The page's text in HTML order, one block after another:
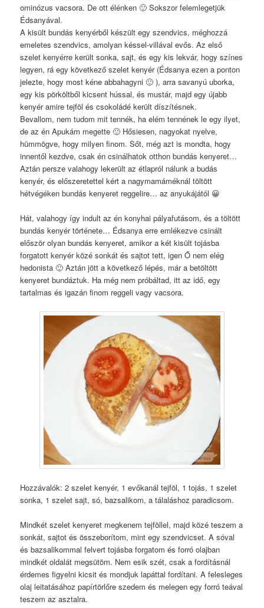
ominózus vacsora. De ott élénken 🙂 Sokszor felemlegetjük
Édsanyával.
A kisült bundás kenyérből készült egy szendvics, méghozzá
emeletes szendvics, amolyan késsel-villával evős. Az első
szelet kenyérre került sonka, sajt, és egy kis lekvár, hogy színes
legyen, rá egy következő szelet kenyér (Édsanya ezen a ponton
jelezte, hogy most kéne abbahagyni 🙂 ), arra savanyú uborka,
egy kis pörköltből kicsent hússal, és mustár, majd egy újabb
kenyér amire tejföl és csokoládé került díszítésnek.
Bevallom, nem tudom mit tennék, ha elém tennének le egy ilyet,
de az én Apukám megette 🙂 Hősiesen, nagyokat nyelve,
hümmögve, hogy milyen finom. Sőt, még azt is mondta, hogy
innentől kezdve, csak én csinálhatok otthon bundás kenyeret…
Aztán persze valahogy lekerült az étlapról nálunk a budás
kenyér, és előszeretettel kért a nagymamáméknál töltött
hétvégéken bundás kenyeret reggelire… az anyukájától 😀
Hát, valahogy így indult az én konyhai pályafutásom, és a töltött
bundás kenyér története… Édsanya erre emlékezve csinált
először olyan bundás kenyeret, amikor a két kisült tojásba
forgatott kenyér közé sonkát és sajtot tett, igen Ő nem elég
hedonista 🙂 Aztán jött a következő lépés, már a betöltött
kenyeret bundáztuk. Ha még nem próbáltad, itt az idő, egy
tartalmas és igazán finom reggeli vagy vacsora.
Hozzávalók: 2 szelet kenyér, 1 evőkanál tejföl, 1 tojás, 1 szelet
sonka, 1 szelet sajt, só, bazsalikom, a tálaláshoz paradicsom.
Mindkét szelet kenyeret megkenem tejföllel, majd közé teszem a
sonkát, sajtot és összeborítom, mint egy szendvicset. A sóval
és bazsalikommal felvert tojásba forgatom és forró olajban
mindkét oldalát megsütöm. Nem esik szét, csak a fordításnál
érdemes figyelni kicsit és mondjuk lapáttal fordítani. A felesleges
olaj leitatásához papírtörlőre szedem és melegen egy forró teával
teszem az asztalra.